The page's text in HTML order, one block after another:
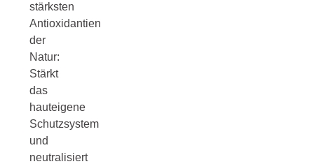
stärksten
Antioxidantien
der
Natur:
Stärkt
das
hauteigene
Schutzsystem
und
neutralisiert